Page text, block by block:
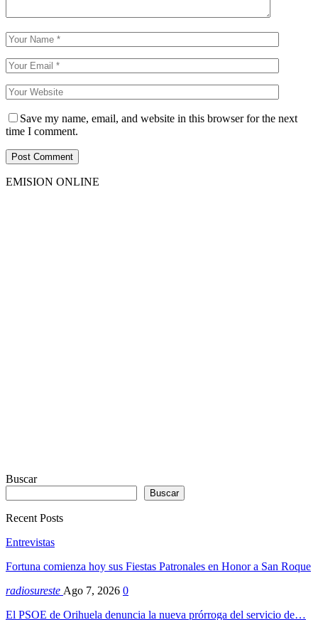
Save my name, email, and website in this browser for the next
time I comment.
EMISION ONLINE
Buscar
Buscar
Recent Posts
Entrevistas
Fortuna comienza hoy sus Fiestas Patronales en Honor a San Roque
radiosureste Ago 7, 2026 0
El PSOE de Orihuela denuncia la nueva prórroga del servicio de…